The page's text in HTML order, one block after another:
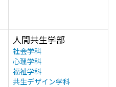
人間共生学部
社会学科
心理学科
福祉学科
共生デザイン学科